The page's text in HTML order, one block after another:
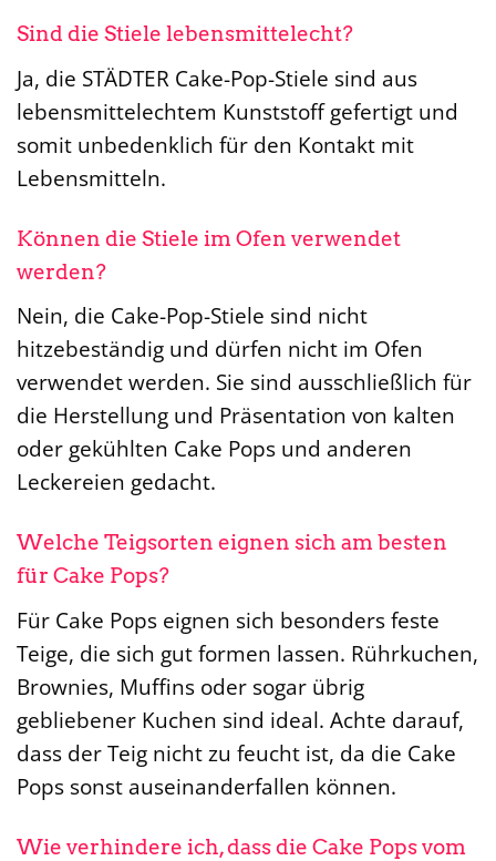
Sind die Stiele lebensmittelecht?
Ja, die STÄDTER Cake-Pop-Stiele sind aus
lebensmittelechtem Kunststoff gefertigt und
somit unbedenklich für den Kontakt mit
Lebensmitteln.
Können die Stiele im Ofen verwendet
werden?
Nein, die Cake-Pop-Stiele sind nicht
hitzebeständig und dürfen nicht im Ofen
verwendet werden. Sie sind ausschließlich für
die Herstellung und Präsentation von kalten
oder gekühlten Cake Pops und anderen
Leckereien gedacht.
Welche Teigsorten eignen sich am besten
für Cake Pops?
Für Cake Pops eignen sich besonders feste
Teige, die sich gut formen lassen. Rührkuchen,
Brownies, Muffins oder sogar übrig
gebliebener Kuchen sind ideal. Achte darauf,
dass der Teig nicht zu feucht ist, da die Cake
Pops sonst auseinanderfallen können.
Wie verhindere ich, dass die Cake Pops vom